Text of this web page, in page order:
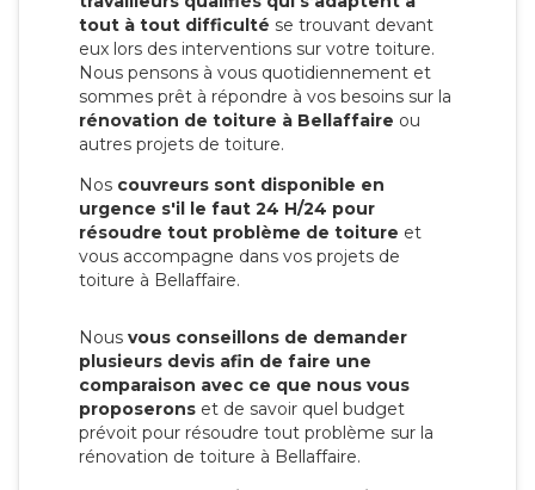
tout à tout difficulté se trouvant devant
eux lors des interventions sur votre toiture.
Nous pensons à vous quotidiennement et
sommes prêt à répondre à vos besoins sur la
rénovation de toiture à Bellaffaire ou
autres projets de toiture.
Nos couvreurs sont disponible en
urgence s'il le faut 24 H/24 pour
résoudre tout problème de toiture et
vous accompagne dans vos projets de
toiture à Bellaffaire.
Nous vous conseillons de demander
plusieurs devis afin de faire une
comparaison avec ce que nous vous
proposerons et de savoir quel budget
prévoit pour résoudre tout problème sur la
rénovation de toiture à Bellaffaire.